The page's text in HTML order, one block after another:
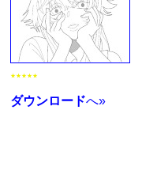
★★★★★
ダウンロードへ»